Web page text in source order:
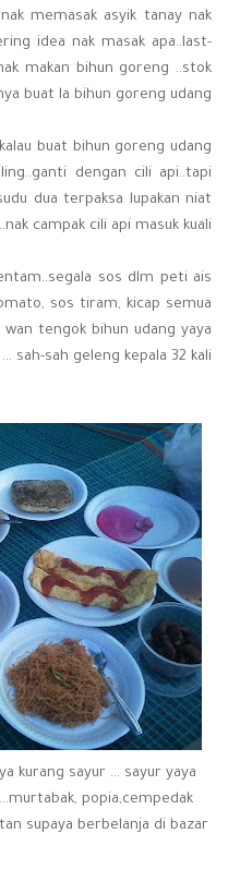
memasak asyik tanay nak
idea nak masak apa..last-
makan bihun goreng ..stok
buat la bihun goreng udang ...
buat bihun goreng udang
dengan cili api..tapi
dua terpaksa lupakan niat
nak campak cili api masuk kuali...^^
sos dlm peti ais
sos tiram, kicap semua
wan tengok bihun udang yaya
sah-sah geleng kepala 32 kali ... ^__^
kurang sayur ... sayur yaya
popia,cempedak
supaya berbelanja di bazar